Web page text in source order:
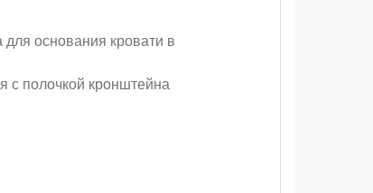
основания кровати в
с полочкой кронштейна